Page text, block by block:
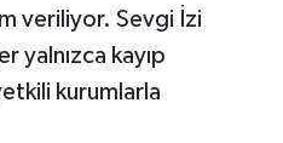
veriliyor. Sevgi İzi
yalnızca kayıp
kurumlarla